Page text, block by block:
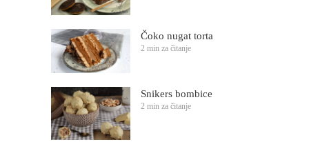
Čoko nugat torta
2 min za čitanje
Snikers bombice
2 min za čitanje